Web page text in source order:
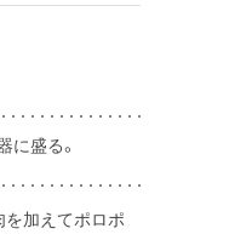
に盛る。
を加えてポロポ